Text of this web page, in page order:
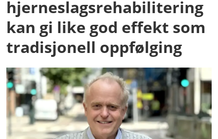
hjerneslagsrehabilitering
kan gi like god effekt som
tradisjonell oppfølging